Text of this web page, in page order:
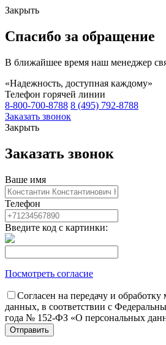
Закрыть
Спасибо за обращение
В ближайшее время наш менеджер
«Надежность, доступная каждому»
Телефон горячей линии
8-800-700-8788 8 (495) 792-8788
Заказать звонок
Закрыть
Заказать звонок
Ваше имя
Телефон
Введите код с картинки:
Посмотреть согласие
Согласен на передачу и
данных, в соответствии с
года № 152-ФЗ «О персональных
Отправить